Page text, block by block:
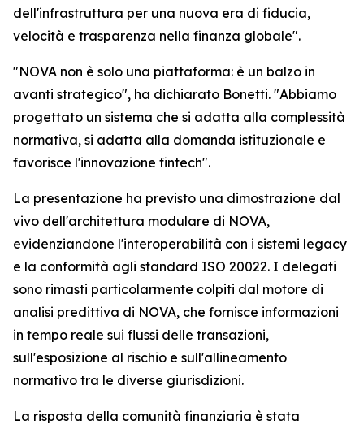
dell'infrastruttura per una nuova era di fiducia,
velocità e trasparenza nella finanza globale".
"NOVA non è solo una piattaforma: è un balzo in
avanti strategico", ha dichiarato Bonetti. "Abbiamo
progettato un sistema che si adatta alla complessità
normativa, si adatta alla domanda istituzionale e
favorisce l'innovazione fintech".
La presentazione ha previsto una dimostrazione dal
vivo dell'architettura modulare di NOVA,
evidenziandone l'interoperabilità con i sistemi legacy
e la conformità agli standard ISO 20022. I delegati
sono rimasti particolarmente colpiti dal motore di
analisi predittiva di NOVA, che fornisce informazioni
in tempo reale sui flussi delle transazioni,
sull'esposizione al rischio e sull'allineamento
normativo tra le diverse giurisdizioni.
La risposta della comunità finanziaria è stata